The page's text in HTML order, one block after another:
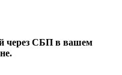
через СБП в вашем